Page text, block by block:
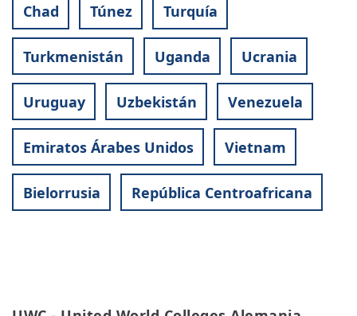
Chad Túnez Turquía
Turkmenistán Uganda Ucrania
Uruguay Uzbekistán Venezuela
Emiratos Árabes Unidos Vietnam
Bielorrusia República Centroafricana